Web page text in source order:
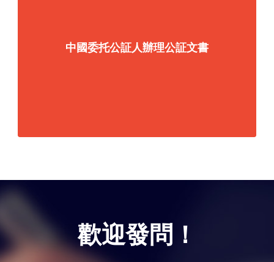
中國委托公証人辦理公証文書
歡迎發問！